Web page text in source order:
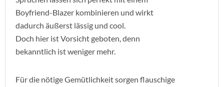
Boyfriend-Blazer kombinieren und wirkt
dadurch äußerst lässig und cool.
Doch hier ist Vorsicht geboten, denn
bekanntlich ist weniger mehr.
Für die nötige Gemütlichkeit sorgen flauschige